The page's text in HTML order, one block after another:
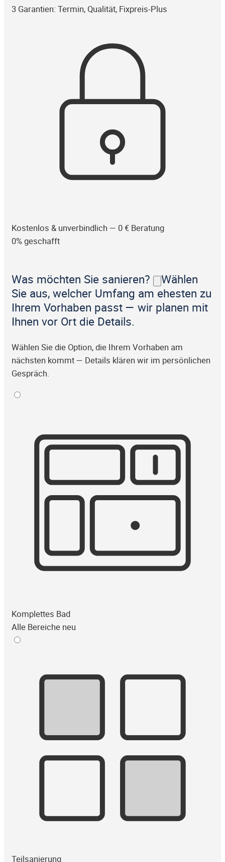
3 Garantien: Termin, Qualität, Fixpreis-Plus
Kostenlos & unverbindlich — 0 € Beratung
0% geschafft
Was möchten Sie sanieren?
Wählen
Sie aus, welcher Umfang am ehesten zu
Ihrem Vorhaben passt — wir planen mit
Ihnen vor Ort die Details.
Wählen Sie die Option, die Ihrem Vorhaben am
nächsten kommt — Details klären wir im persönlichen
Gespräch.
Komplettes Bad
Alle Bereiche neu
Teilsanierung